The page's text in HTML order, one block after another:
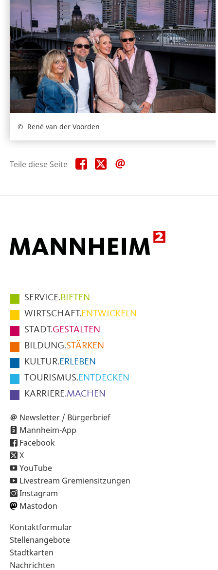
René van der Voorden
Teile diese Seite Teile
diese
Teile
diese
Hauptmenüpunkte
im
Fußbereich
der
Seite
SERVICE.BIETEN
WIRTSCHAFT.ENTWICKELN
STADT.GESTALTEN
BILDUNG.STÄRKEN
KULTUR.ERLEBEN
TOURISMUS.ENTDECKEN
KARRIERE.MACHEN
Newsletter / Bürgerbrief
Mannheim-App
Facebook
X
YouTube
Livestream Gremiensitzungen
Instagram
Mastodon
Sekundärnavigation
im
Fußbereich
Kontaktformular
Stellenangebote
Stadtkarten
Nachrichten